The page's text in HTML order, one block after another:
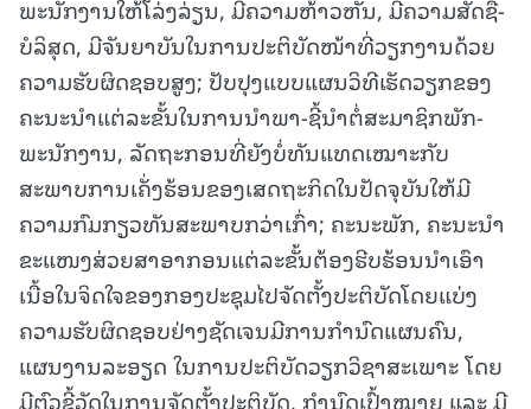
ພະນັກງານໃຫ້ໂລ່ງລ່ຽນ, ມີຄວາມຫ້າວຫັນ, ມີຄວາມສັດຊື່-
ບໍລິສຸດ, ມີຈັນຍາບັນໃນການປະຕິບັດໜ້າທີ່ວຽກງານດ້ວຍ
ຄວາມຮັບຜິດຊອບສູງ; ປັບປຸງແບບແຜນວິທີເຮັດວຽກຂອງ
ຄະນະນຳແຕ່ລະຂັ້ນໃນການນຳພາ-ຊີ້ນຳຕໍ່ສະມາຊິກພັກ-
ພະນັກງານ, ລັດຖະກອນທີ່ຍັງບໍ່ທັນແທດເໝາະກັບ
ສະພາບການເຄັ່ງຮ້ອນຂອງເສດຖະກິດໃນປັດຈຸບັນໃຫ້ມີ
ຄວາມກົມກຽວທັນສະພາບກວ່າເກົ່າ; ຄະນະພັກ, ຄະນະນຳ
ຂະແໜງສ່ວຍສາອາກອນແຕ່ລະຂັ້ນຕ້ອງຮີບຮ້ອນນຳເອົາ
ເນື້ອໃນຈິດໃຈຂອງກອງປະຊຸມໄປຈັດຕັ້ງປະຕິບັດໂດຍແບ່ງ
ຄວາມຮັບຜິດຊອບຢ່າງຊັດເຈນມີການກຳນົດແຜນຄົນ,
ແຜນງານລະອຽດ ໃນການປະຕິບັດວຽກວິຊາສະເພາະ ໂດຍ
ມີຕົວຊີ້ວັດໃນການຈັດຕັ້ງປະຕິບັດ, ກໍານົດເປົ້າໝາຍ ແລະ ມີ